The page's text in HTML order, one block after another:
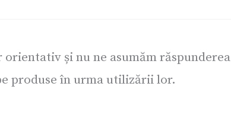
și nu ne asumăm răspunderea
produse în urma utilizării lor.